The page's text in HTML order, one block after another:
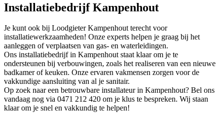
Installatiebedrijf Kampenhout
Je kunt ook bij Loodgieter Kampenhout terecht voor
installatiewerkzaamheden! Onze experts helpen je graag bij het
aanleggen of verplaatsen van gas- en waterleidingen.
Ons installatiebedrijf in Kampenhout staat klaar om je te
ondersteunen bij verbouwingen, zoals het realiseren van een nieuwe
badkamer of keuken. Onze ervaren vakmensen zorgen voor de
vakkundige aansluiting van al je sanitair.
Op zoek naar een betrouwbare installateur in Kampenhout? Bel ons
vandaag nog via 0471 212 420 om je klus te bespreken. Wij staan
klaar om je snel en vakkundig te helpen!